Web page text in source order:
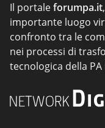
Il portaleforumpa.it
importante luogo
confronto tra le
nei processi di
tecnologica della PA